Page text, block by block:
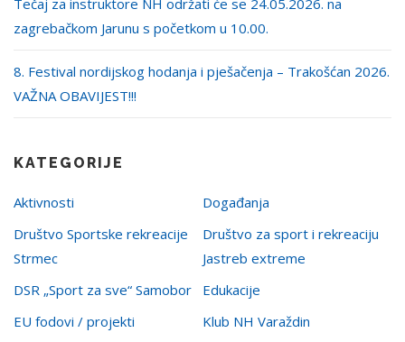
zagrebačkom Jarunu s početkom u 10.00.
8. Festival nordijskog hodanja i pješačenja – Trakošćan 2026.
VAŽNA OBAVIJEST!!!
KATEGORIJE
Aktivnosti
Događanja
Društvo Sportske rekreacije
Strmec
Društvo za sport i rekreaciju
Jastreb extreme
DSR „Sport za sve“ Samobor
Edukacije
EU fodovi / projekti
Klub NH Varaždin